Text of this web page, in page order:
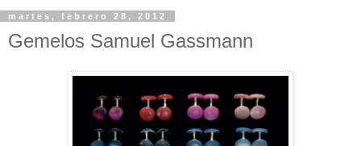
martes, febrero 28, 2012
Gemelos Samuel Gassmann